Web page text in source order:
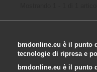
bmdonline.eu è il punto
tecnologie di ripresa e
bmdonline.eu è il punto